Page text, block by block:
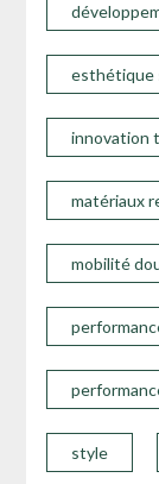
esthétique
innovation
matériaux
mobilité
style